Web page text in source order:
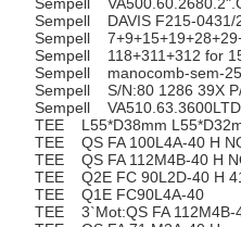
Sempell DAVIS F215-0431/
Sempell
Sempell 118+311+312 for
Sempell manocomb-sem-
Sempell S/N:80 1286 39X
Sempell
TEE L55*D38mm
TEE QS FA 100L4A-40 H
TEE QS FA 112M4B-40 H
TEE Q2E FC 90L2D-40 H
TEE Q1E FC90L4A-40
TEE 3`Mot:QS FA 112M4B-